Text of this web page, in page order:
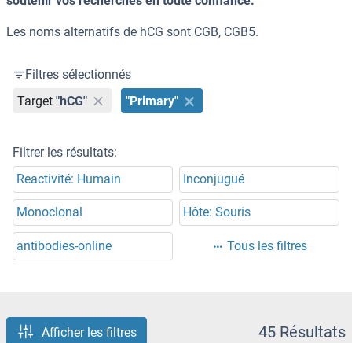
Les noms alternatifs de hCG sont CGB, CGB5.
Filtres sélectionnés
Target "hCG" "Primary"
Filtrer les résultats:
Reactivité: Humain
Inconjugué
Monoclonal Hôte: Souris
antibodies-online Tous les filtres
Afficher les filtres 45 Résultats